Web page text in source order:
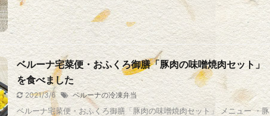
ベルーナ宅菜便・おふくろ御膳「豚肉の味噌焼肉セット」
を食べました
2021/3/6 ベルーナの冷凍弁当
ベルーナ宅菜便・おふくろ御膳「豚肉の味噌焼肉セット」 メニュー ・豚